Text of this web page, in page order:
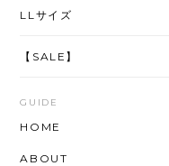
LLサイズ
【SALE】
GUIDE
HOME
ABOUT